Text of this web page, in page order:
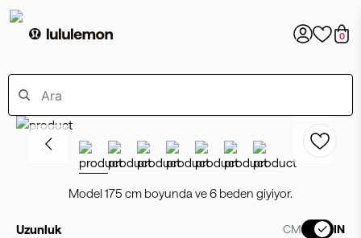
0
Model 175 cm boyunda ve 6 beden giyiyor.
Uzunluk CM IN